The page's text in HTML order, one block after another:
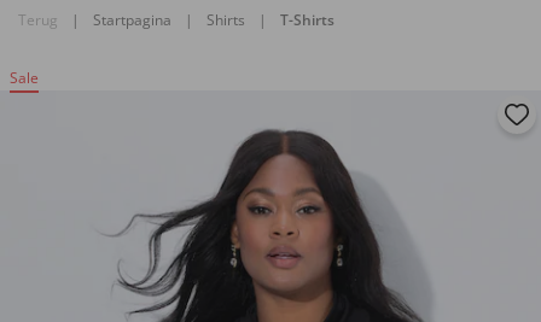
Terug | Startpagina | Shirts | T-Shirts
Sale